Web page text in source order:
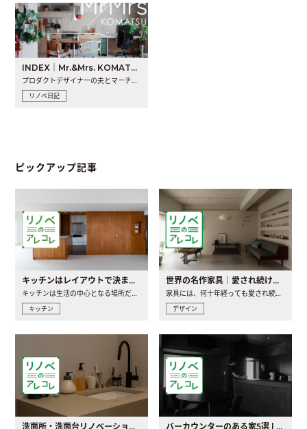
INDEX｜Mr.&Mrs. KOMATSU renovation diary
リノベ日記
ピックアップ記事
キッチンはレイアウトで決まる。後悔しないための考え方と選び方
キッチンは生活の中心となる場所だからこそ、家の中のどこに置..
キッチン
世界の名作家具｜愛され続ける理由と一生モノとの出会い方
家具には、何十年経っても愛され続ける「名作」と呼ばれるもの..
デザイン
洗面所・洗面台リノベーションの事例と間取りアイデア バーカウンターのある家5選 | 日常に馴染む“距離の近い”キッチンとは